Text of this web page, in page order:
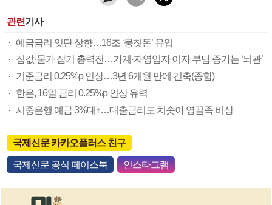
관련기사
예금금리 잇단 상향…16조 ‘뭉칫돈’ 유입
집값·물가 잡기 총력전…가계·자영업자 이자 부담 증가는 ‘뇌관’
기준금리 0.25%p 인상…3년 6개월 만에 긴축(종합)
한은, 16일 금리 0.25%p 인상 유력
시중은행 예금 3%대↑…대출금리도 치솟아 영끌족 비상
국제신문 카카오플러스 친구
국제신문 공식 페이스북 인스타그램